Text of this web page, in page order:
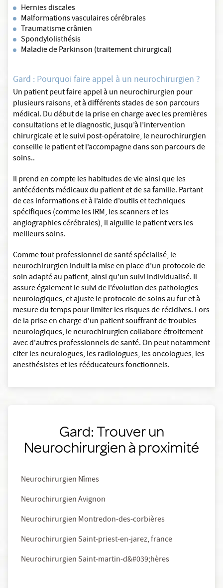
Hernies discales
Malformations vasculaires cérébrales
Traumatisme crânien
Spondylolisthésis
Maladie de Parkinson (traitement chirurgical)
Gard : Pourquoi faire appel à un neurochirurgien ?
Un patient peut faire appel à un neurochirurgien pour
plusieurs raisons, et à différents stades de son parcours
médical. Du début de la prise en charge avec les premières
consultations et le diagnostic, jusqu’à l’intervention
chirurgicale et le suivi post-opératoire, le neurochirurgien
conseille le patient et l’accompagne dans son parcours de
soins..
Il prend en compte les habitudes de vie ainsi que les
antécédents médicaux du patient et de sa famille. Partant
de ces informations et à l’aide d’outils et techniques
spécifiques (comme les IRM, les scanners et les
angiographies cérébrales), il aiguille le patient vers les
meilleurs soins.
Comme tout professionnel de santé spécialisé, le
neurochirurgien induit la mise en place d’un protocole de
soin adapté au patient, ainsi qu’un suivi individualisé. Il
assure également le suivi de l’évolution des pathologies
neurologiques, et ajuste le protocole de soins au fur et à
mesure du temps pour limiter les risques de récidives. Lors
de la prise en charge d’un patient souffrant de troubles
neurologiques, le neurochirurgien collabore étroitement
avec d'autres professionnels de santé. On peut notamment
citer les neurologues, les radiologues, les oncologues, les
anesthésistes et les rééducateurs fonctionnels.
Gard: Trouver un
Neurochirurgien à proximité
Neurochirurgien Nîmes
Neurochirurgien Avignon
Neurochirurgien Montredon-des-corbières
Neurochirurgien Saint-priest-en-jarez, france
Neurochirurgien Saint-martin-d&#039;hères